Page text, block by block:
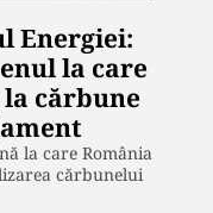
Energiei:
la care
cărbune
la care România
cărbunelui